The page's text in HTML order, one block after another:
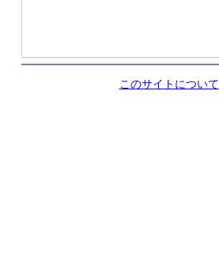
このサイトについて